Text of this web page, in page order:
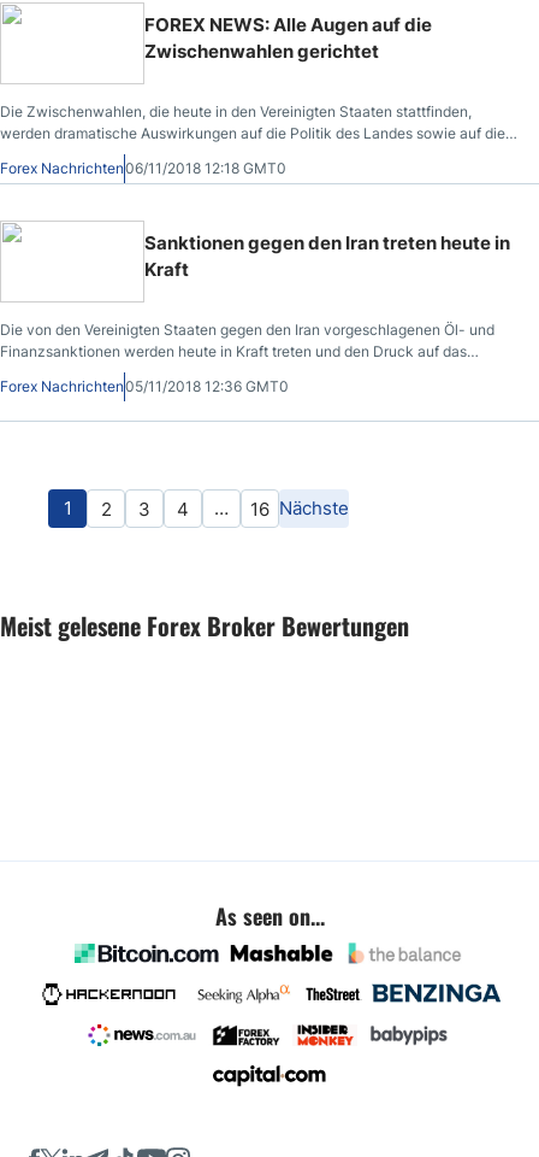
FOREX NEWS: Alle Augen auf die
Zwischenwahlen gerichtet
Die Zwischenwahlen, die heute in den Vereinigten Staaten stattfinden,
werden dramatische Auswirkungen auf die Politik des Landes sowie auf die
Weltmärkte haben.
Forex Nachrichten06/11/2018 12:18 GMT0
Sanktionen gegen den Iran treten heute in
Kraft
Die von den Vereinigten Staaten gegen den Iran vorgeschlagenen Öl- und
Finanzsanktionen werden heute in Kraft treten und den Druck auf das
iranische Regime erhöhen
Forex Nachrichten05/11/2018 12:36 GMT0
1 2 3 4 … 16 Nächste
Meist gelesene Forex Broker Bewertungen
As seen on...